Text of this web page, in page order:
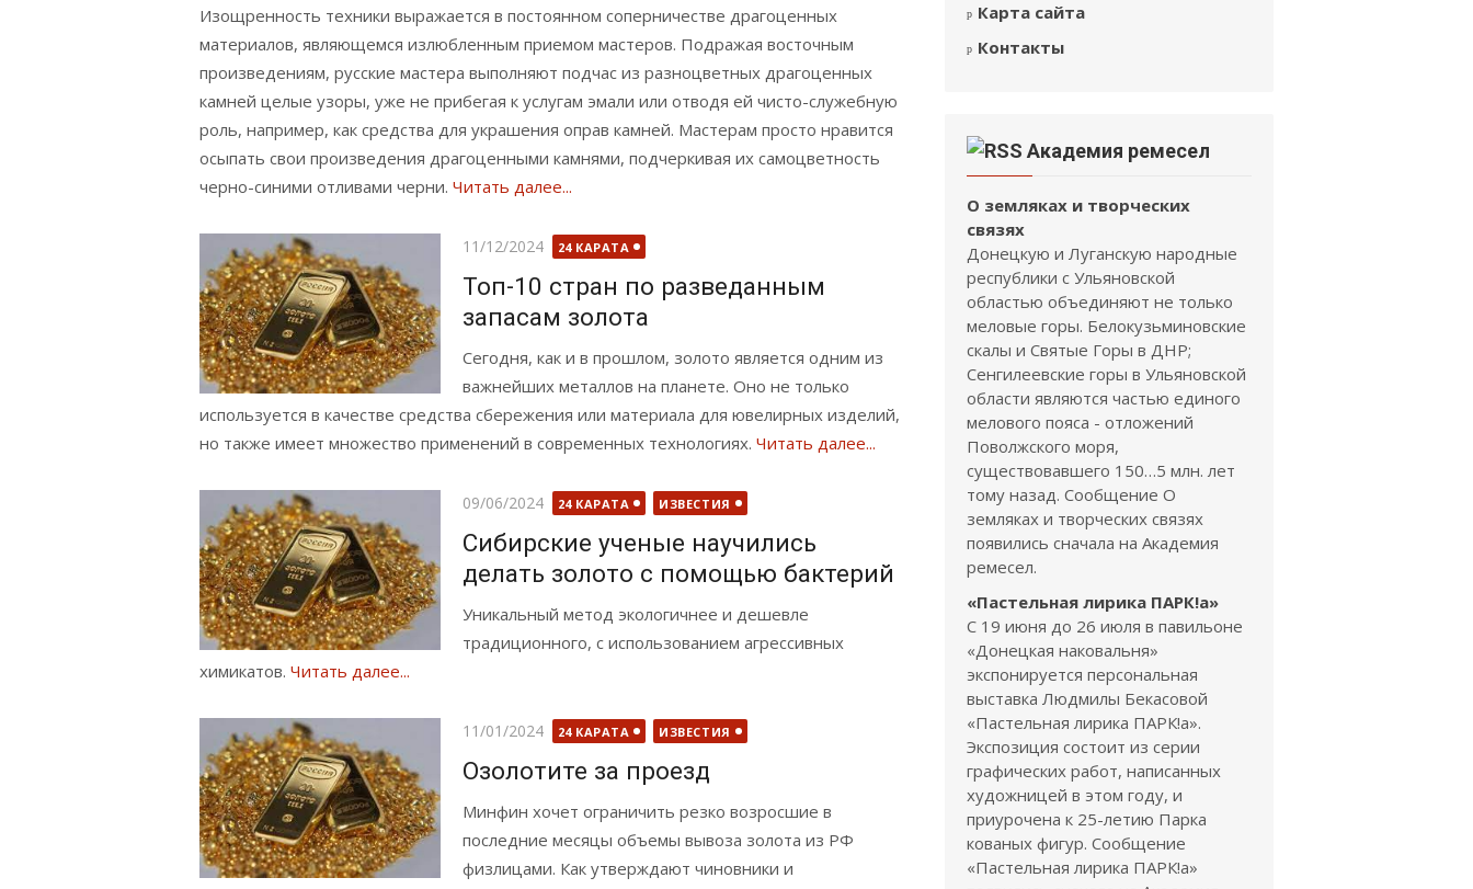
Изощренность техники выражается в постоянном соперничестве драгоценных
материалов, являющемся излюбленным приемом мастеров. Подражая восточным
произведениям, русские мастера выполняют подчас из разноцветных драгоценных
камней целые узоры, уже не прибегая к услугам эмали или отводя ей чисто-служебную
роль, например, как средства для украшения оправ камней. Мастерам просто нравится
осыпать свои произведения драгоценными камнями, подчеркивая их самоцветность
черно-синими отливами черни. Читать далее...
Опубликовано
11/12/2024 24 КАРАТА
Топ-10 стран по разведанным
запасам золота
Сегодня, как и в прошлом, золото является одним из
важнейших металлов на планете. Оно не только
используется в качестве средства сбережения или материала для ювелирных изделий,
но также имеет множество применений в современных технологиях. Читать далее...
Опубликовано
09/06/2024 24 КАРАТА ИЗВЕСТИЯ
Сибирские ученые научились
делать золото с помощью бактерий
Уникальный метод экологичнее и дешевле
традиционного, с использованием агрессивных
химикатов. Читать далее...
Опубликовано
11/01/2024 24 КАРАТА ИЗВЕСТИЯ
Озолотите за проезд
Минфин хочет ограничить резко возросшие в
последние месяцы объемы вывоза золота из РФ
физлицами. Как утверждают чиновники и
Карта сайта
Контакты
Академия ремесел
О земляках и творческих
связях
Донецкую и Луганскую народные
республики с Ульяновской
областью объединяют не только
меловые горы. Белокузьминовские
скалы и Святые Горы в ДНР;
Сенгилеевские горы в Ульяновской
области являются частью единого
мелового пояса - отложений
Поволжского моря,
существовавшего 150…5 млн. лет
тому назад. Сообщение О
земляках и творческих связях
появились сначала на Академия
ремесел.
«Пастельная лирика ПАРК!а»
С 19 июня до 26 июля в павильоне
«Донецкая наковальня»
экспонируется персональная
выставка Людмилы Бекасовой
«Пастельная лирика ПАРК!а».
Экспозиция состоит из серии
графических работ, написанных
художницей в этом году, и
приурочена к 25-летию Парка
кованых фигур. Сообщение
«Пастельная лирика ПАРК!а»